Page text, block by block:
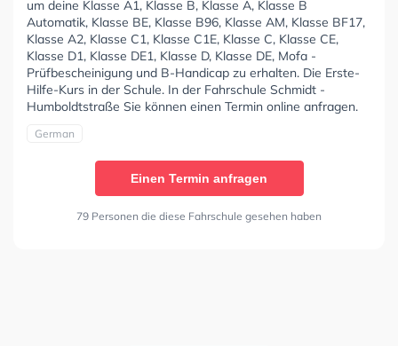
um deine Klasse A1, Klasse B, Klasse A, Klasse B
Automatik, Klasse BE, Klasse B96, Klasse AM, Klasse BF17,
Klasse A2, Klasse C1, Klasse C1E, Klasse C, Klasse CE,
Klasse D1, Klasse DE1, Klasse D, Klasse DE, Mofa -
Prüfbescheinigung und B-Handicap zu erhalten. Die Erste-
Hilfe-Kurs in der Schule. In der Fahrschule Schmidt -
Humboldtstraße Sie können einen Termin online anfragen.
German
Einen Termin anfragen
79 Personen die diese Fahrschule gesehen haben